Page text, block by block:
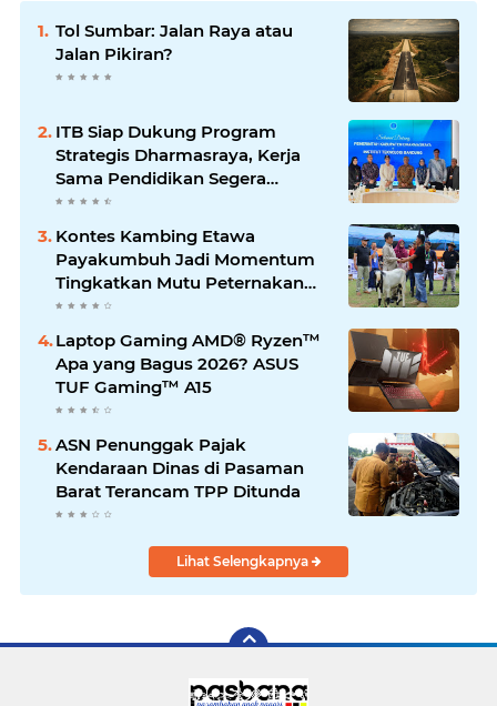
Tol Sumbar: Jalan Raya atau
Jalan Pikiran?
ITB Siap Dukung Program
Strategis Dharmasraya, Kerja
Sama Pendidikan Segera
Difinalkan
Kontes Kambing Etawa
Payakumbuh Jadi Momentum
Tingkatkan Mutu Peternakan
Lokal
Laptop Gaming AMD® Ryzen™
Apa yang Bagus 2026? ASUS
TUF Gaming™ A15
ASN Penunggak Pajak
Kendaraan Dinas di Pasaman
Barat Terancam TPP Ditunda
Lihat Selengkapnya